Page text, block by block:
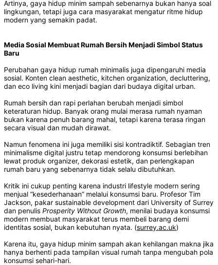
Artinya, gaya hidup minim sampah sebenarnya bukan hanya soal
lingkungan, tetapi juga cara masyarakat mengatur ritme hidup
modern yang semakin padat.
Media Sosial Membuat Rumah Bersih Menjadi Simbol Status
Baru
Perubahan gaya hidup rumah minimalis juga dipengaruhi media
sosial. Konten clean aesthetic, kitchen organization, decluttering,
dan eco living kini menjadi bagian dari budaya digital urban.
Rumah bersih dan rapi perlahan berubah menjadi simbol
keteraturan hidup. Banyak orang mulai merasa rumah nyaman
bukan karena penuh barang mahal, tetapi karena terasa ringan
secara visual dan mudah dirawat.
Namun fenomena ini juga memiliki sisi kontradiktif. Sebagian tren
minimalisme digital justru tetap mendorong konsumsi berlebihan
lewat produk organizer, dekorasi estetik, dan perlengkapan
rumah baru yang sebenarnya tidak selalu dibutuhkan.
Kritik ini cukup penting karena industri lifestyle modern sering
menjual “kesederhanaan” melalui konsumsi baru. Profesor Tim
Jackson, pakar sustainable development dari University of Surrey
dan penulis Prosperity Without Growth, menilai budaya konsumsi
modern membuat masyarakat terus membeli barang demi
identitas sosial, bukan kebutuhan nyata. (surrey.ac.uk)
Karena itu, gaya hidup minim sampah akan kehilangan makna jika
hanya berhenti pada tampilan visual rumah tanpa mengubah pola
konsumsi sehari-hari.